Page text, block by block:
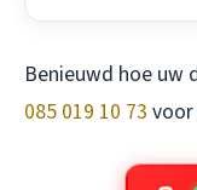
Benieuwd hoe uw
085 019 10 73 voor